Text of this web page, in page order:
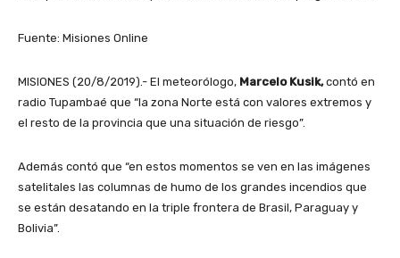
Fuente: Misiones Online
MISIONES (20/8/2019).- El meteorólogo, Marcelo Kusik,contó en
radio Tupambaé que “la zona Norte está con valores extremos y
el resto de la provincia que una situación de riesgo”.
Además contó que “en estos momentos se ven en las imágenes
satelitales las columnas de humo de los grandes incendios que
se están desatando en la triple frontera de Brasil, Paraguay y
Bolivia”.